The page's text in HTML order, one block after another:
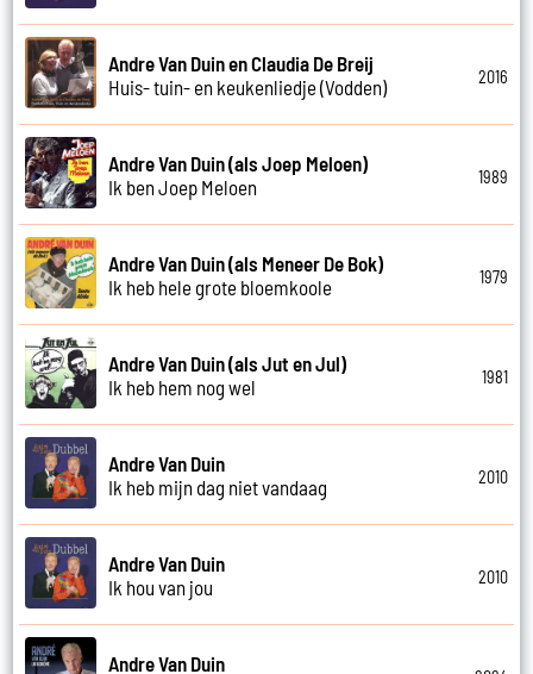
Andre Van Duin en Claudia De Breij
Huis- tuin- en keukenliedje (Vodden)
2016
Andre Van Duin (als Joep Meloen)
Ik ben Joep Meloen
1989
Andre Van Duin (als Meneer De Bok)
Ik heb hele grote bloemkoole
1979
Andre Van Duin (als Jut en Jul)
Ik heb hem nog wel
1981
Andre Van Duin
Ik heb mijn dag niet vandaag
2010
Andre Van Duin
Ik hou van jou
2010
Andre Van Duin